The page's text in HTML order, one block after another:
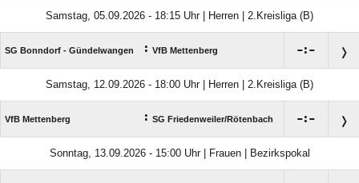
Samstag, 05.09.2026 - 18:15 Uhr | Herren | 2.Kreisliga (B)
SG Bonndorf - Gündelwangen : VfB Mettenberg :
Samstag, 12.09.2026 - 18:00 Uhr | Herren | 2.Kreisliga (B)
VfB Mettenberg : SG Friedenweiler/​Rötenbach :
Sonntag, 13.09.2026 - 15:00 Uhr | Frauen | Bezirkspokal